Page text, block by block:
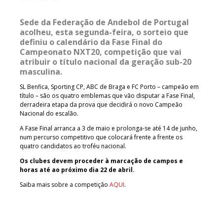
Sede da Federação de Andebol de Portugal
acolheu, esta segunda-feira, o sorteio que
definiu o calendário da Fase Final do
Campeonato NXT20, competição que vai
atribuir o título nacional da geração sub-20
masculina.
SL Benfica, Sporting CP, ABC de Braga e FC Porto – campeão em
título – são os quatro emblemas que vão disputar a Fase Final,
derradeira etapa da prova que decidirá o novo Campeão
Nacional do escalão.
A Fase Final arranca a 3 de maio e prolonga-se até 14 de junho,
num percurso competitivo que colocará frente a frente os
quatro candidatos ao troféu nacional.
Os clubes devem proceder à marcação de campos e
horas até ao próximo dia 22 de abril.
Saiba mais sobre a competição AQUI.